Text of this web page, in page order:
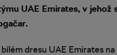
UAE Emirates, v jehož
dresu UAE Emirates